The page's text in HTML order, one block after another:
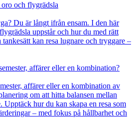
och flygrädsla
Du är långt ifrån ensam. I den här
uppstår och hur du med rätt
kan resa lugnare och tryggare –
affärer eller en kombination?
affärer eller en kombination av
om att hitta balansen mellan
hur du kan skapa en resa som
– med fokus på hållbarhet och